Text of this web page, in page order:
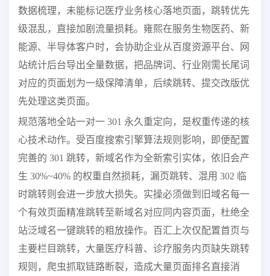
数据梳理，未能标记医疗业务核心落地页面，跳转优先
级混乱，直接加剧流量损耗。雍熙在服务生物医药、新
能源、半导体客户时，会协助企业从百度资源平台、网
站统计后台导出全量数据，把品牌词、行业刚需长尾词
对应的页面划为一级保障清单，后续跳转、提交改版优
先处理这类页面。
规范落地全站一对一 301 永久重定向，是权重传递的核
心技术动作。受百度搜索引擎算法规则影响，即便配置
完善的 301 跳转，新域名作为全新索引实体，依旧会产
生 30%~40% 的权重自然损耗，漏页跳转、混用 302 临
时跳转则会进一步放大损失。实操必须做到旧域名每一
个有效页面精准跳转至新域名对应同内容页面，杜绝全
站泛域名一键跳转的粗放操作。百汇上次仅配置首页与
主要栏目跳转，大量医疗科普、诊疗服务内页缺失跳转
规则，爬虫抓取链路断裂，造成大量页面排名直接消